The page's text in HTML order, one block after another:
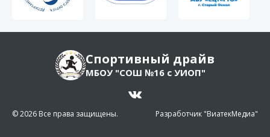
Спортивный драйв
МБОУ "СОШ №16 с УИОП"
© 2026 Все права защищены. Разработчик "ВиатекМедиа"